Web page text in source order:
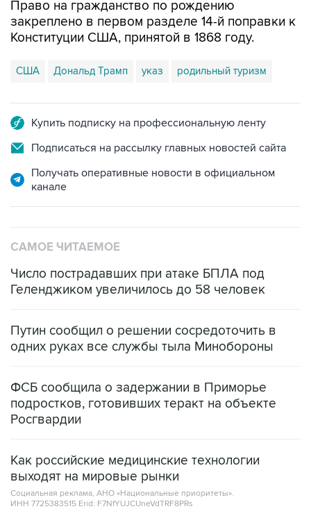
Конституции США, принятой в 1868 году.
США Дональд Трамп указ родильный туризм
Подписаться на рассылку главных новостей сайта
Получать оперативные новости в официальном
Число пострадавших при атаке БПЛА под
Путин сообщил о решении сосредоточить в
ФСБ сообщила о задержании в Приморье
Росгвардии
Как российские медицинские технологии
Социальная реклама, АНО «Национальные приоритеты».
ИНН 7725383515 Erid: F7NfYUJCUneVdTRF8PRs